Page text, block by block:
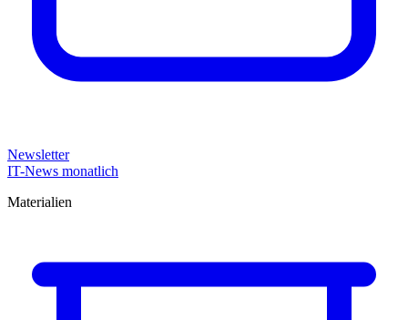
Newsletter
IT-News monatlich
Materialien